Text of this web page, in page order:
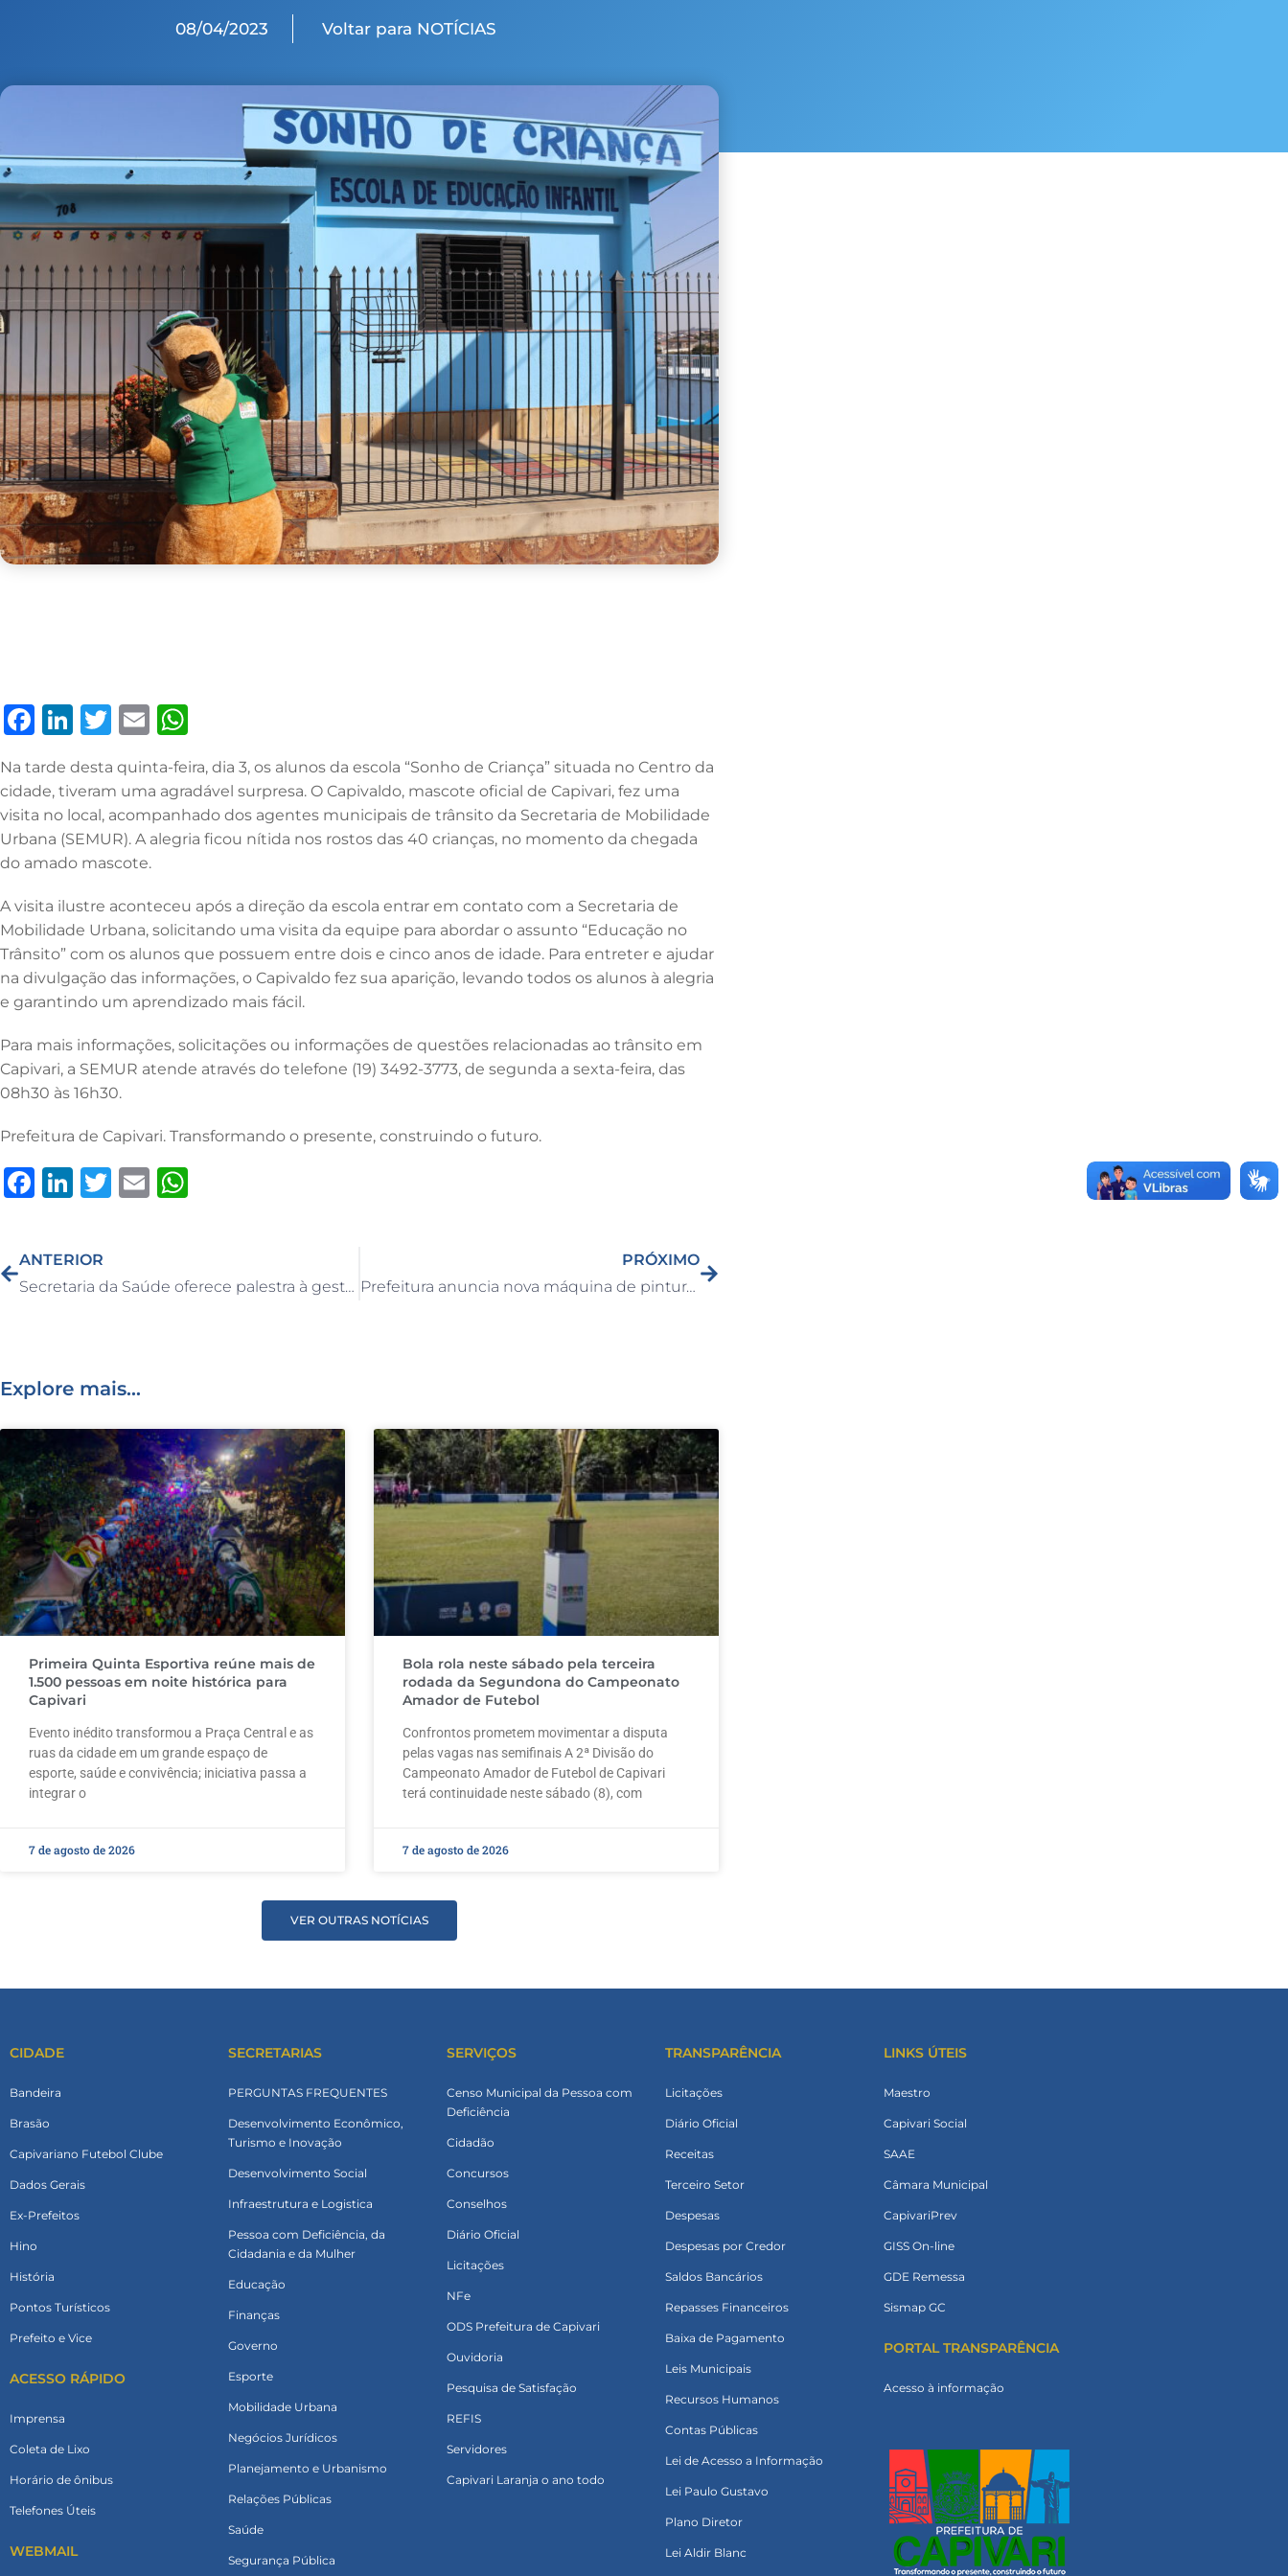
08/04/2023 Voltar para NOTÍCIAS
F
c
e
b
o
o
k
Li
k
e
dI
n
T
it
te
r
E
ai
l
at
s
A
p
Na tarde desta quinta-feira, dia 3, os alunos da escola “Sonho de Criança” situada no Centro da
cidade, tiveram uma agradável surpresa. O Capivaldo, mascote oficial de Capivari, fez uma
visita no local, acompanhado dos agentes municipais de trânsito da Secretaria de Mobilidade
Urbana (SEMUR). A alegria ficou nítida nos rostos das 40 crianças, no momento da chegada
do amado mascote.
A visita ilustre aconteceu após a direção da escola entrar em contato com a Secretaria de
Mobilidade Urbana, solicitando uma visita da equipe para abordar o assunto “Educação no
Trânsito” com os alunos que possuem entre dois e cinco anos de idade. Para entreter e ajudar
na divulgação das informações, o Capivaldo fez sua aparição, levando todos os alunos à alegria
e garantindo um aprendizado mais fácil.
Para mais informações, solicitações ou informações de questões relacionadas ao trânsito em
Capivari, a SEMUR atende através do telefone (19) 3492-3773, de segunda a sexta-feira, das
08h30 às 16h30.
Prefeitura de Capivari. Transformando o presente, construindo o futuro.
F
c
e
b
k
Li
k
e
dI
T
te
r
E
l
s
A
ANTERIOR
Secretaria da Saúde oferece palestra à gestantes em alusão à Semana Mundial do Incentivo ao Aleitamento Materno
PRÓXIMO
Prefeitura anuncia nova máquina de pintura de solo para a Secretaria de Mobilidade Urbana
Explore mais...
Primeira Quinta Esportiva reúne mais de
1.500 pessoas em noite histórica para
Capivari
Evento inédito transformou a Praça Central e as
ruas da cidade em um grande espaço de
esporte, saúde e convivência; iniciativa passa a
integrar o
7 de agosto de 2026
Bola rola neste sábado pela terceira
rodada da Segundona do Campeonato
Amador de Futebol
Confrontos prometem movimentar a disputa
pelas vagas nas semifinais A 2ª Divisão do
Campeonato Amador de Futebol de Capivari
terá continuidade neste sábado (8), com
7 de agosto de 2026
VER OUTRAS NOTÍCIAS
CIDADE
Bandeira
Brasão
Capivariano Futebol Clube
Dados Gerais
Ex-Prefeitos
Hino
História
Pontos Turísticos
Prefeito e Vice
ACESSO RÁPIDO
Imprensa
Coleta de Lixo
Horário de ônibus
Telefones Úteis
WEBMAIL
SECRETARIAS
PERGUNTAS FREQUENTES
Desenvolvimento Econômico,
Turismo e Inovação
Desenvolvimento Social
Infraestrutura e Logistica
Pessoa com Deficiência, da
Cidadania e da Mulher
Educação
Finanças
Governo
Esporte
Mobilidade Urbana
Negócios Jurídicos
Planejamento e Urbanismo
Relações Públicas
Saúde
Segurança Pública
SERVIÇOS
Censo Municipal da Pessoa com
Deficiência
Cidadão
Concursos
Conselhos
Diário Oficial
Licitações
NFe
ODS Prefeitura de Capivari
Ouvidoria
Pesquisa de Satisfação
REFIS
Servidores
Capivari Laranja o ano todo
TRANSPARÊNCIA
Licitações
Diário Oficial
Receitas
Terceiro Setor
Despesas
Despesas por Credor
Saldos Bancários
Repasses Financeiros
Baixa de Pagamento
Leis Municipais
Recursos Humanos
Contas Públicas
Lei de Acesso a Informação
Lei Paulo Gustavo
Plano Diretor
Lei Aldir Blanc
LINKS ÚTEIS
Maestro
Capivari Social
SAAE
Câmara Municipal
CapivariPrev
GISS On-line
GDE Remessa
Sismap GC
PORTAL TRANSPARÊNCIA
Acesso à informação